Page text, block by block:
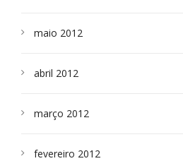
maio 2012
abril 2012
março 2012
fevereiro 2012